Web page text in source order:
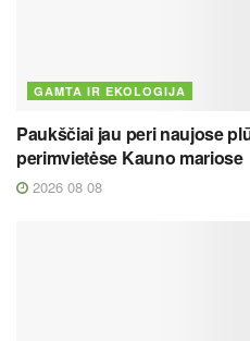
GAMTA IR EKOLOGIJA
Paukščiai jau peri naujose
perimvietėse Kauno mariose
2026 08 08